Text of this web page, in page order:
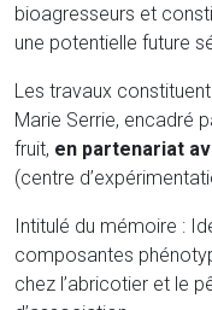
bioagresseurs et
une potentielle future
Les travaux
Marie Serrie, encadré
fruit, en partenariat
(centre
Intitulé du mémoire :
composantes
chez l’abricotier et le